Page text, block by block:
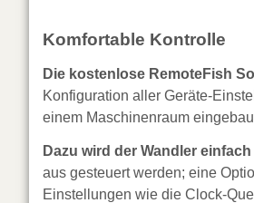
Komfortable Kontrolle
Die kostenlose RemoteFish
Konfiguration aller Geräte-
einem Maschinenraum
Dazu wird der Wandler
aus gesteuert werden; eine
Einstellungen wie die Clock-